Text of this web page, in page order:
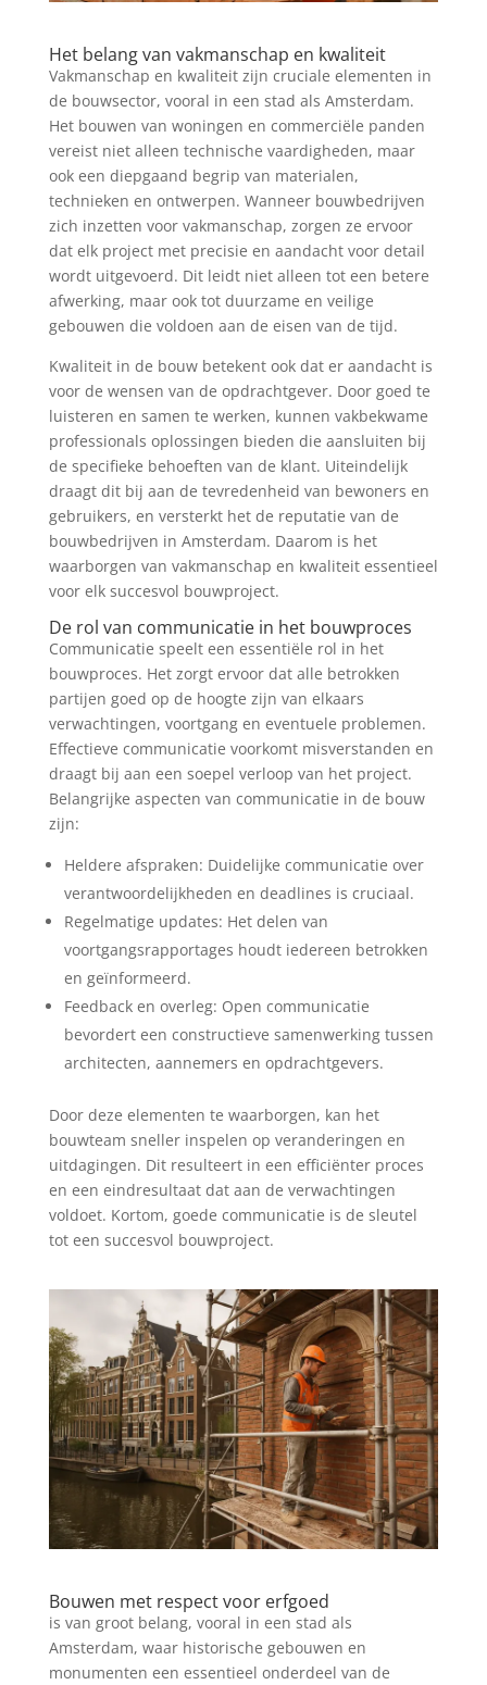
Het belang van vakmanschap en kwaliteit
Vakmanschap en kwaliteit zijn cruciale elementen in
de bouwsector, vooral in een stad als Amsterdam.
Het bouwen van woningen en commerciële panden
vereist niet alleen technische vaardigheden, maar
ook een diepgaand begrip van materialen,
technieken en ontwerpen. Wanneer bouwbedrijven
zich inzetten voor vakmanschap, zorgen ze ervoor
dat elk project met precisie en aandacht voor detail
wordt uitgevoerd. Dit leidt niet alleen tot een betere
afwerking, maar ook tot duurzame en veilige
gebouwen die voldoen aan de eisen van de tijd.
Kwaliteit in de bouw betekent ook dat er aandacht is
voor de wensen van de opdrachtgever. Door goed te
luisteren en samen te werken, kunnen vakbekwame
professionals oplossingen bieden die aansluiten bij
de specifieke behoeften van de klant. Uiteindelijk
draagt dit bij aan de tevredenheid van bewoners en
gebruikers, en versterkt het de reputatie van de
bouwbedrijven in Amsterdam. Daarom is het
waarborgen van vakmanschap en kwaliteit essentieel
voor elk succesvol bouwproject.
De rol van communicatie in het bouwproces
Communicatie speelt een essentiële rol in het
bouwproces. Het zorgt ervoor dat alle betrokken
partijen goed op de hoogte zijn van elkaars
verwachtingen, voortgang en eventuele problemen.
Effectieve communicatie voorkomt misverstanden en
draagt bij aan een soepel verloop van het project.
Belangrijke aspecten van communicatie in de bouw
zijn:
Heldere afspraken: Duidelijke communicatie over
verantwoordelijkheden en deadlines is cruciaal.
Regelmatige updates: Het delen van
voortgangsrapportages houdt iedereen betrokken
en geïnformeerd.
Feedback en overleg: Open communicatie
bevordert een constructieve samenwerking tussen
architecten, aannemers en opdrachtgevers.
Door deze elementen te waarborgen, kan het
bouwteam sneller inspelen op veranderingen en
uitdagingen. Dit resulteert in een efficiënter proces
en een eindresultaat dat aan de verwachtingen
voldoet. Kortom, goede communicatie is de sleutel
tot een succesvol bouwproject.
Bouwen met respect voor erfgoed
is van groot belang, vooral in een stad als
Amsterdam, waar historische gebouwen en
monumenten een essentieel onderdeel van de